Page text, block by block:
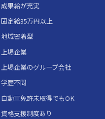
成果給が充実
固定給35万円以上
地域密着型
上場企業
上場企業のグループ会社
学歴不問
自動車免許未取得でもOK
資格支援制度あり